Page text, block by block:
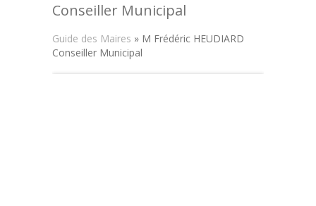
Conseiller Municipal
Guide des Maires » M Frédéric HEUDIARD
Conseiller Municipal